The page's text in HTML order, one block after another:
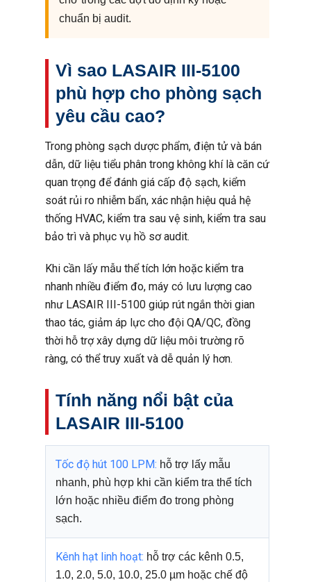
chuẩn bị audit.
Vì sao LASAIR III-5100
phù hợp cho phòng sạch
yêu cầu cao?
Trong phòng sạch dược phẩm, điện tử và bán
dẫn, dữ liệu tiểu phân trong không khí là căn cứ
quan trọng để đánh giá cấp độ sạch, kiểm
soát rủi ro nhiễm bẩn, xác nhận hiệu quả hệ
thống HVAC, kiểm tra sau vệ sinh, kiểm tra sau
bảo trì và phục vụ hồ sơ audit.
Khi cần lấy mẫu thể tích lớn hoặc kiểm tra
nhanh nhiều điểm đo, máy có lưu lượng cao
như LASAIR III-5100 giúp rút ngắn thời gian
thao tác, giảm áp lực cho đội QA/QC, đồng
thời hỗ trợ xây dựng dữ liệu môi trường rõ
ràng, có thể truy xuất và dễ quản lý hơn.
Tính năng nổi bật của
LASAIR III-5100
Tốc độ hút 100 LPM: hỗ trợ lấy mẫu
nhanh, phù hợp khi cần kiểm tra thể tích
lớn hoặc nhiều điểm đo trong phòng
sạch.
Kênh hạt linh hoạt: hỗ trợ các kênh 0.5,
1.0, 2.0, 5.0, 10.0, 25.0 µm hoặc chế độ